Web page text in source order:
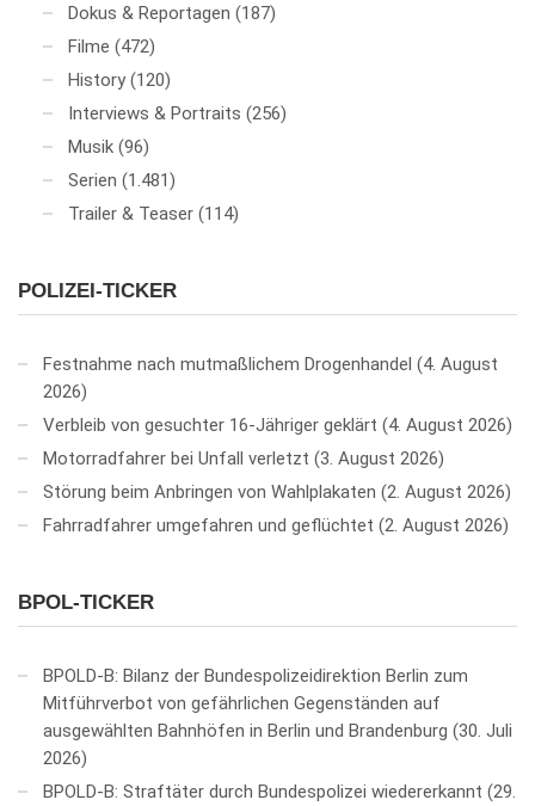
Dokus & Reportagen (187)
Filme (472)
History (120)
Interviews & Portraits (256)
Musik (96)
Serien (1.481)
Trailer & Teaser (114)
POLIZEI-TICKER
Festnahme nach mutmaßlichem Drogenhandel
4. August
2026
Verbleib von gesuchter 16-Jähriger geklärt
4. August 2026
Motorradfahrer bei Unfall verletzt 3. August 2026
Störung beim Anbringen von Wahlplakaten
2. August 2026
Fahrradfahrer umgefahren und geflüchtet
2. August 2026
BPOL-TICKER
BPOLD-B: Bilanz der Bundespolizeidirektion Berlin zum
Mitführverbot von gefährlichen Gegenständen auf
ausgewählten Bahnhöfen in Berlin und Brandenburg 30. Juli
2026
BPOLD-B: Straftäter durch Bundespolizei wiedererkannt
29.